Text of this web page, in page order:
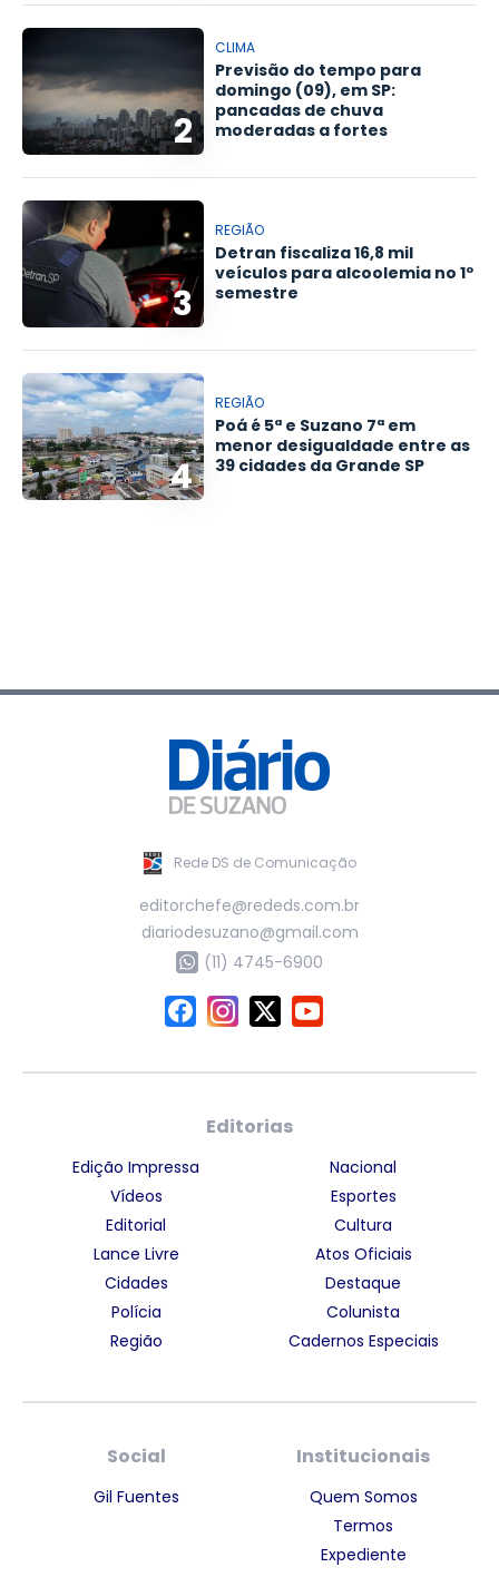
2
CLIMA
Previsão do tempo para
domingo (09), em SP:
pancadas de chuva
moderadas a fortes
3
REGIÃO
Detran fiscaliza 16,8 mil
veículos para alcoolemia no 1º
semestre
4
REGIÃO
Poá é 5ª e Suzano 7ª em
menor desigualdade entre as
39 cidades da Grande SP
Rede DS de Comunicação
editorchefe@rededs.com.br
diariodesuzano@gmail.com
(11) 4745-6900
Editorias
Edição Impressa
Vídeos
Editorial
Lance Livre
Cidades
Polícia
Região
Nacional
Esportes
Cultura
Atos Oficiais
Destaque
Colunista
Cadernos Especiais
Social
Gil Fuentes
Institucionais
Quem Somos
Termos
Expediente